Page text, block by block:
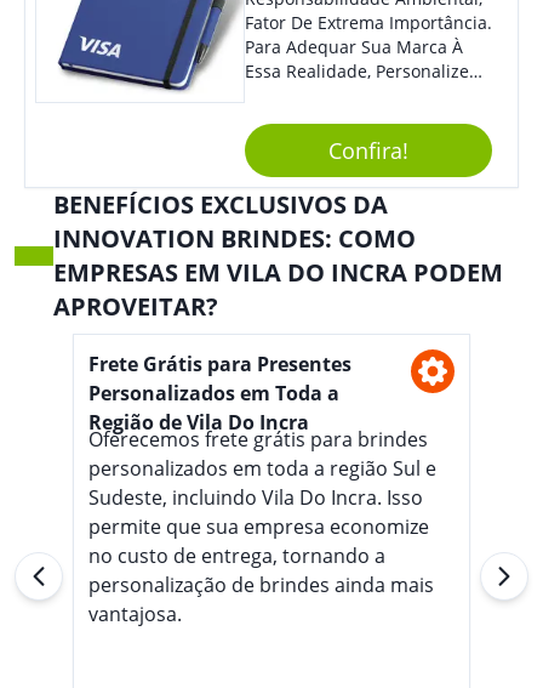
Fator De Extrema Importância.
Para Adequar Sua Marca À
Essa Realidade, Personalize
Anotações Com Post-It E
Caneta. Elaborado A Partir De
Material Reciclado, O Brinde
Também É Prático, Tornando-
Se Assim Excelente Para Uso
Cotidiano. Perfeito, Não É?!
Confira!
BENEFÍCIOS EXCLUSIVOS DA
INNOVATION BRINDES: COMO
EMPRESAS EM VILA DO INCRA PODEM
APROVEITAR?
Frete Grátis para Presentes
Personalizados em Toda a
Região de Vila Do Incra
Oferecemos frete grátis para brindes
personalizados em toda a região Sul e
Sudeste, incluindo Vila Do Incra. Isso
permite que sua empresa economize
no custo de entrega, tornando a
personalização de brindes ainda mais
vantajosa.